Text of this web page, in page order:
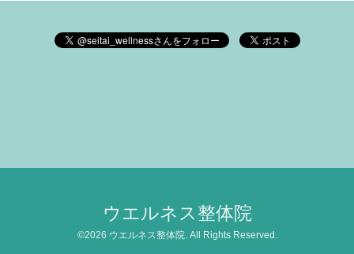
ウエルネス整体院
©2026 ウエルネス整体院. All Rights Reserved.